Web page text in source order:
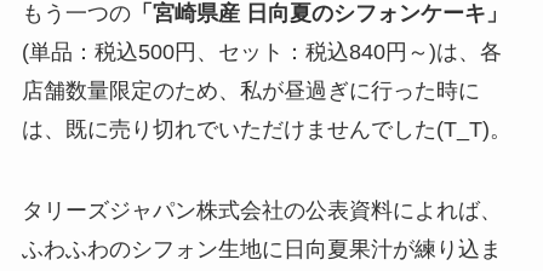
もう一つの「宮崎県産 日向夏のシフォンケーキ」
(単品：税込500円、セット：税込840円～)は、各
店舗数量限定のため、私が昼過ぎに行った時に
は、既に売り切れでいただけませんでした(T_T)。
タリーズジャパン株式会社の公表資料によれば、
ふわふわのシフォン生地に日向夏果汁が練り込ま